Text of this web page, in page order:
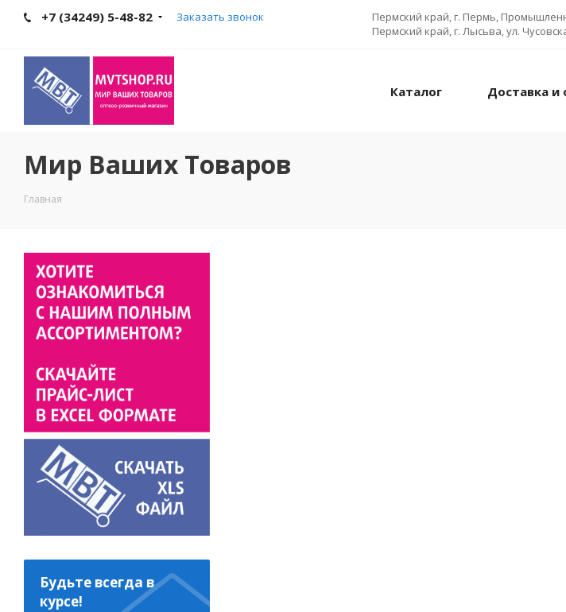
+7 (34249) 5-48-82 Заказать звонок
Пермский край, г. Пермь,
Пермский край, г. Лысьва, ул.
Каталог Доставка и
Мир Ваших Товаров
Главная
Будьте всегда в
курсе!